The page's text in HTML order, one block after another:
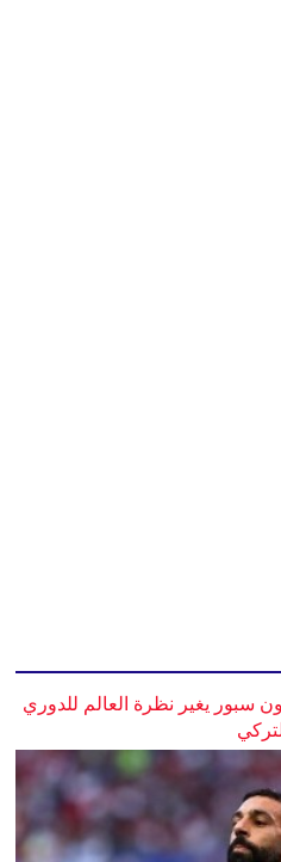
سبور يغير نظرة العالم للدوري